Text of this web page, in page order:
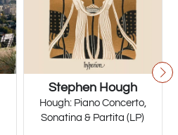
Stephen Hough
Hough: Piano Concerto,
Sonatina & Partita (LP)
BEVESTIG